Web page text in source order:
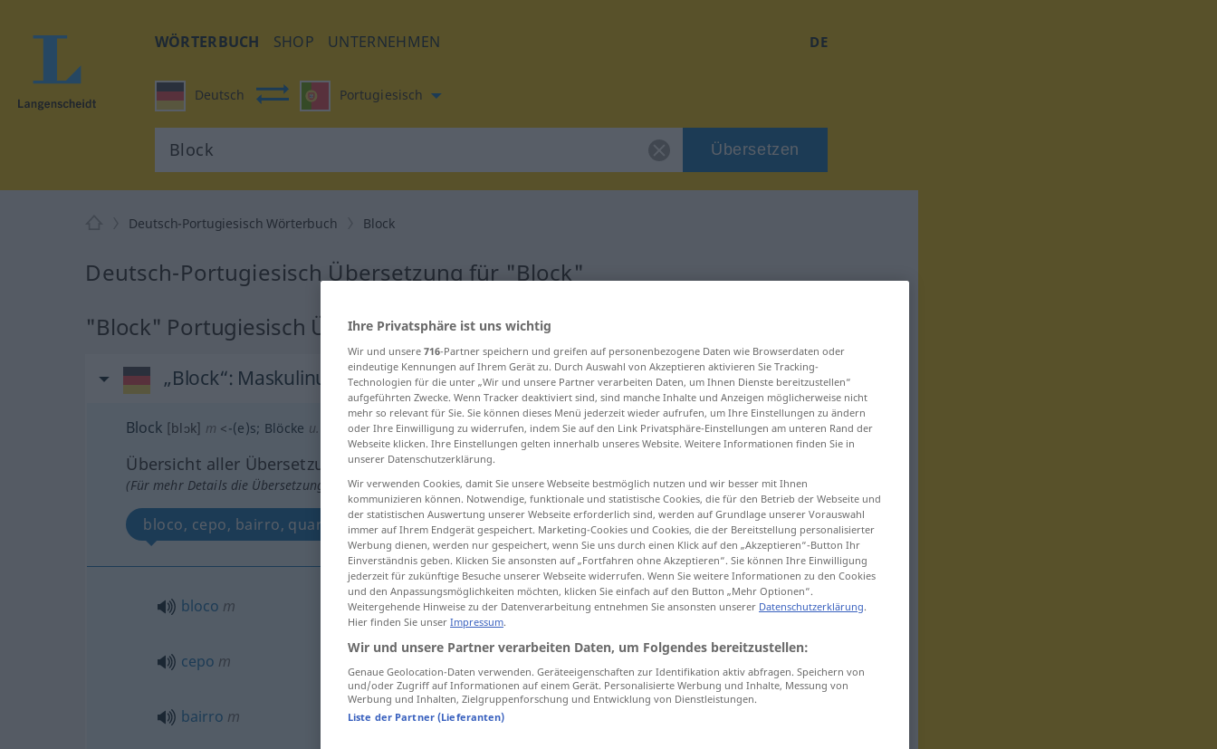
WÖRTERBUCH SHOP UNTERNEHMEN DE
Deutsch Portugiesisch
Übersetzen
Deutsch-Portugiesisch Wörterbuch Block
Deutsch-Portugiesisch Übersetzung für "Block"
"Block" Portugiesisch Übersetzung
„Block“: Maskulinum
Block [blɔk] m <-(e)s; Blöcke u.
Übersicht aller Übersetzungen
(Für mehr Details die Übersetzung anklicken/antippen)
bloco, cepo, bairro, quarteirão, canga
bloco m Block
cepo m (≈ Holzblock)
bairro m
Ihre Privatsphäre ist uns wichtig
Wir und unsere 716-Partner speichern und greifen auf personenbezogene Daten wie Browserdaten oder
eindeutige Kennungen auf Ihrem Gerät zu. Durch Auswahl von Akzeptieren aktivieren Sie Tracking-
Technologien für die unter „Wir und unsere Partner verarbeiten Daten, um Ihnen Dienste bereitzustellen“
aufgeführten Zwecke. Wenn Tracker deaktiviert sind, sind manche Inhalte und Anzeigen möglicherweise nicht
mehr so relevant für Sie. Sie können dieses Menü jederzeit wieder aufrufen, um Ihre Einstellungen zu ändern
oder Ihre Einwilligung zu widerrufen, indem Sie auf den Link Privatsphäre-Einstellungen am unteren Rand der
Webseite klicken. Ihre Einstellungen gelten innerhalb unseres Website. Weitere Informationen finden Sie in
unserer Datenschutzerklärung.
Wir verwenden Cookies, damit Sie unsere Webseite bestmöglich nutzen und wir besser mit Ihnen
kommunizieren können. Notwendige, funktionale und statistische Cookies, die für den Betrieb der Webseite und
der statistischen Auswertung unserer Webseite erforderlich sind, werden auf Grundlage unserer Vorauswahl
immer auf Ihrem Endgerät gespeichert. Marketing-Cookies und Cookies, die der Bereitstellung personalisierter
Werbung dienen, werden nur gespeichert, wenn Sie uns durch einen Klick auf den „Akzeptieren“-Button Ihr
Einverständnis geben. Klicken Sie ansonsten auf „Fortfahren ohne Akzeptieren“. Sie können Ihre Einwilligung
jederzeit für zukünftige Besuche unserer Webseite widerrufen. Wenn Sie weitere Informationen zu den Cookies
und den Anpassungsmöglichkeiten möchten, klicken Sie einfach auf den Button „Mehr Optionen“.
Weitergehende Hinweise zu der Datenverarbeitung entnehmen Sie ansonsten unserer Datenschutzerklärung.
Hier finden Sie unser Impressum.
Wir und unsere Partner verarbeiten Daten, um Folgendes bereitzustellen:
Genaue Geolocation-Daten verwenden. Geräteeigenschaften zur Identifikation aktiv abfragen. Speichern von
und/oder Zugriff auf Informationen auf einem Gerät. Personalisierte Werbung und Inhalte, Messung von
Werbung und Inhalten, Zielgruppenforschung und Entwicklung von Dienstleistungen.
Liste der Partner (Lieferanten)